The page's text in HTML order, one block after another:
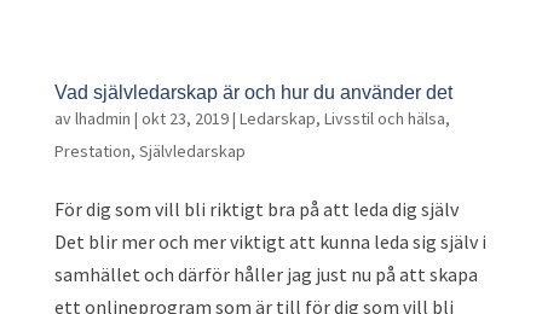
Vad självledarskap är och hur du använder det
avlhadmin | okt 23, 2019| Ledarskap, Livsstil och hälsa,
Prestation, Självledarskap
För dig som vill bli riktigt bra på att leda dig själv
Det blir mer och mer viktigt att kunna leda sig själv i
samhället och därför håller jag just nu på att skapa
ett onlineprogram som är till för dig som vill bli